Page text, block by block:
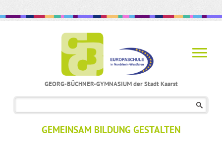
GEORG-BÜCHNER-GYMNASIUM der Stadt Kaarst
GEMEINSAM BILDUNG GESTALTEN